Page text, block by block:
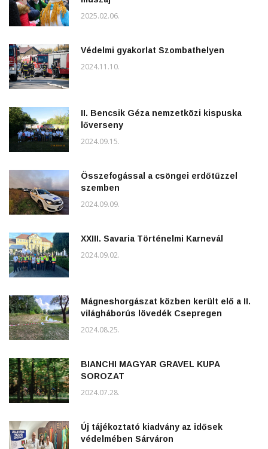
2025.02.06.
Védelmi gyakorlat Szombathelyen
2024.11.10.
II. Bencsik Géza nemzetközi kispuska
lőverseny
2024.09.15.
Összefogással a csöngei erdőtűzzel
szemben
2024.09.09.
XXIII. Savaria Történelmi Karnevál
2024.09.02.
Mágneshorgászat közben került elő a II.
világháborús lövedék Csepregen
2024.08.25.
BIANCHI MAGYAR GRAVEL KUPA
SOROZAT
2024.07.28.
Új tájékoztató kiadvány az idősek
védelmében Sárváron